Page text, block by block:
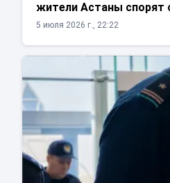
жители Астаны спорят
5 июля 2026 г., 22:22